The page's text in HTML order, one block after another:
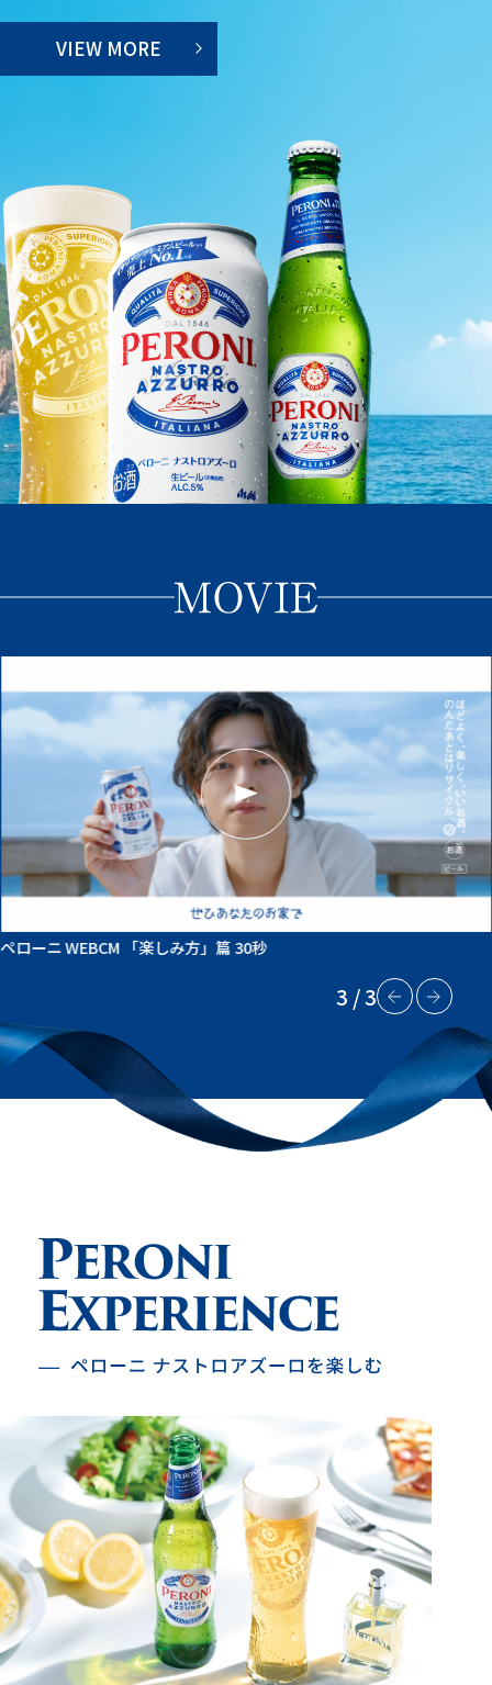
VIEW MORE
ペローニ WEBCM 「楽しみ方」篇 30秒
3 /3